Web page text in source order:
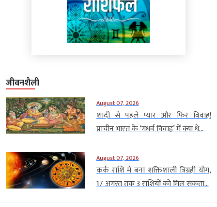
जीवनशैली
August 07, 2026
शादी से पहले प्यार और फिर विवाह!
प्राचीन भारत के ‘गंधर्व विवाह’ में क्या थे...
August 07, 2026
कर्क राशि में बना शक्तिशाली त्रिग्रही योग,
17 अगस्त तक 3 राशियों को मिल सकता...